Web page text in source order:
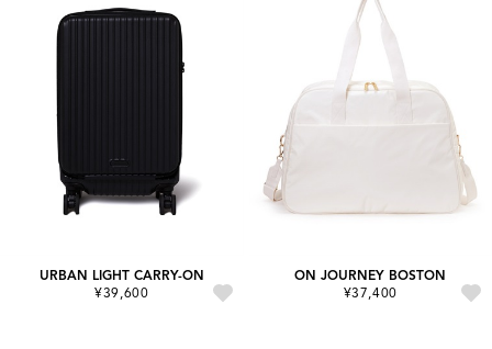
URBAN LIGHT CARRY-ON
¥39,600
ON JOURNEY BOSTON
¥37,400